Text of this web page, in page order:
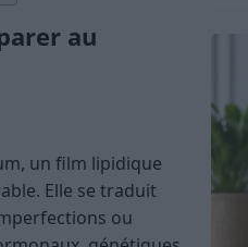
au
un film lipidique
Elle se traduit
ou